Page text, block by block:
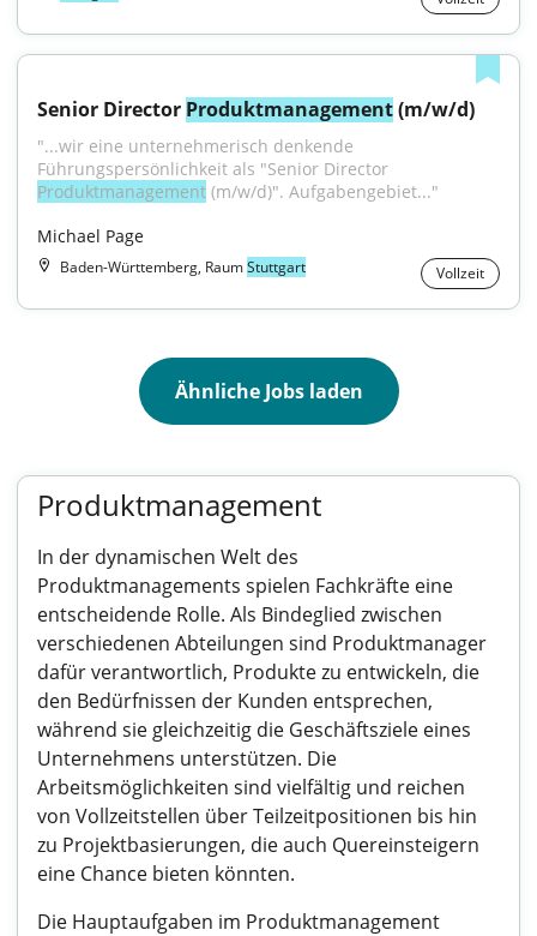
Senior Director Produktmanagement (m/w/d)
"...wir eine unternehmerisch denkende
Produktmanagement (m/w/d)". Aufgabengebiet..."
Michael Page
Baden-Württemberg, RaumStuttgart Vollzeit
Ähnliche Jobs laden
Produktmanagement
In der dynamischen Welt des
Produktmanagements spielen Fachkräfte eine
entscheidende Rolle. Als Bindeglied zwischen
verschiedenen Abteilungen sind Produktmanager
dafür verantwortlich, Produkte zu entwickeln, die
den Bedürfnissen der Kunden entsprechen,
während sie gleichzeitig die Geschäftsziele eines
Unternehmens unterstützen. Die
Arbeitsmöglichkeiten sind vielfältig und reichen
von Vollzeitstellen über Teilzeitpositionen bis hin
zu Projektbasierungen, die auch Quereinsteigern
eine Chance bieten könnten.
Die Hauptaufgaben im Produktmanagement